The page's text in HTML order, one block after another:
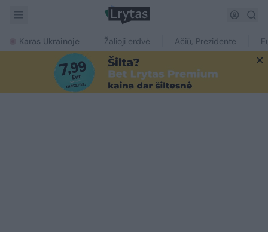
Karas Ukrainoje Žalioji erdvė Ačiū, Prezidente